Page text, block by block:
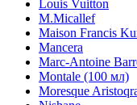
Louis Vuitton
M.Micallef
Maison Francis
Mancera
Marc-Antoine
Montale (100 мл)
Moresque